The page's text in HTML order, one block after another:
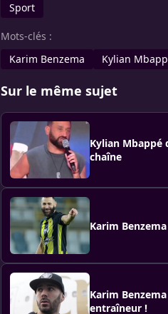
Sport
Mots-clés :
Karim Benzema
Kylian
Sur le même sujet
Kylian Mbappé
chaîne
Karim
Karim
entraîneur !